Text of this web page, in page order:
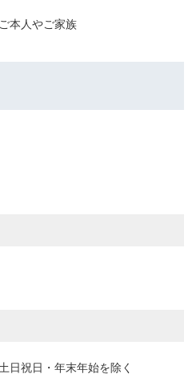
本人やご家族
祝日・年末年始を除く